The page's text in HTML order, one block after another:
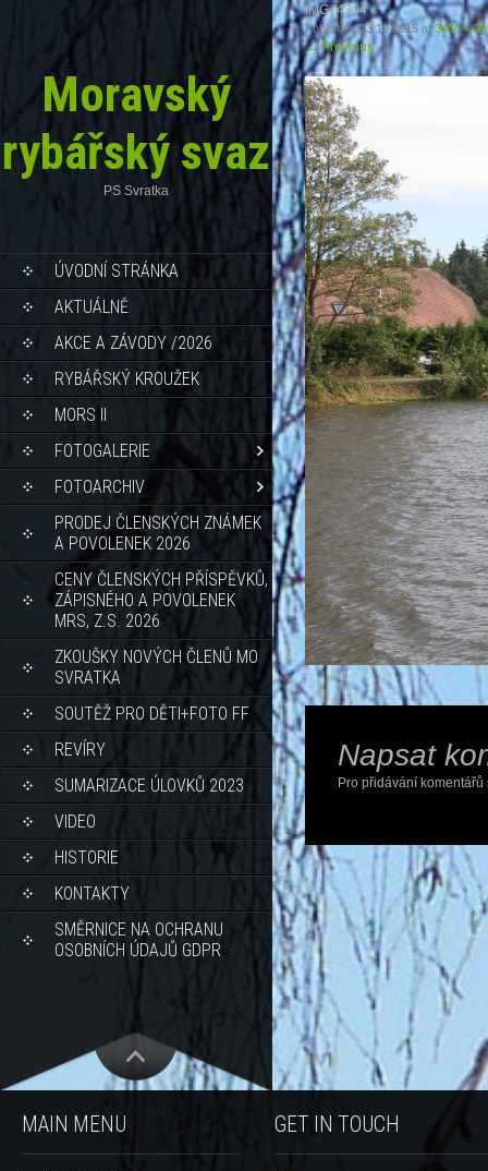
Moravský
rybářský svaz
PS Svratka
ÚVODNÍ STRÁNKA
AKTUÁLNĚ
AKCE A ZÁVODY /2026
RYBÁŘSKÝ KROUŽEK
MORS II
FOTOGALERIE
FOTOARCHIV
PRODEJ ČLENSKÝCH ZNÁMEK
A POVOLENEK 2026
CENY ČLENSKÝCH PŘÍSPĚVKŮ,
ZÁPISNÉHO A POVOLENEK
MRS, Z.S. 2026
ZKOUŠKY NOVÝCH ČLENŮ MO
SVRATKA
SOUTĚŽ PRO DĚTI+FOTO FF
REVÍRY
SUMARIZACE ÚLOVKŮ 2023
VIDEO
HISTORIE
KONTAKTY
SMĚRNICE NA OCHRANU
OSOBNÍCH ÚDAJŮ GDPR
IMG_4304
Published13.10.2015 at3456 ×
←Previous
Napsat
Pro přidávání
MAIN MENU GET IN TOUCH